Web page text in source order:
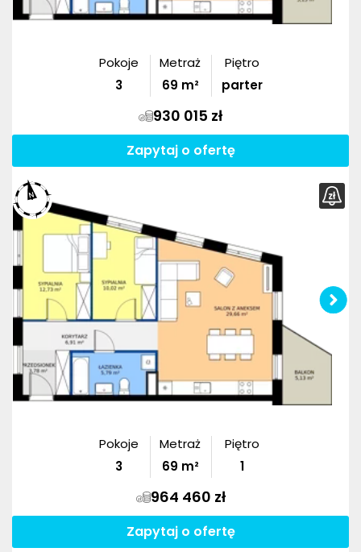
Pokoje
3
Metraż
69 m²
Piętro
parter
930 015 zł
Zapytaj o ofertę
Pokoje
3
Metraż
69 m²
Piętro
1
964 460 zł
Zapytaj o ofertę